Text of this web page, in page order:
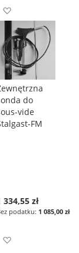
do
vide
FM
334,55 zł
1 085,00 zł